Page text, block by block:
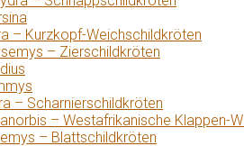
– Kurzkopf-Weichschildkröten
– Zierschildkröten
– Scharnierschildkröten
– Westafrikanische Klappen-
– Blattschildkröten